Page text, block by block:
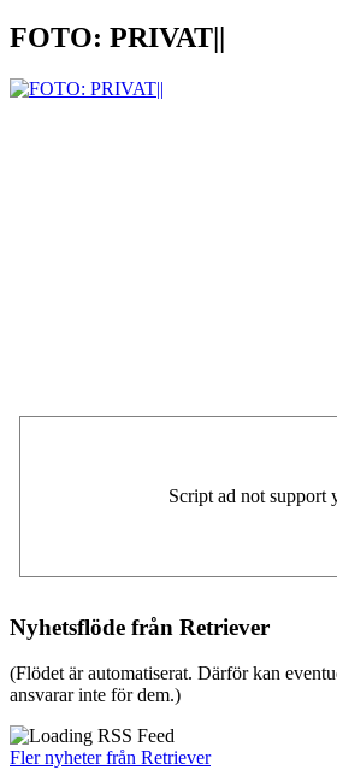
FOTO: PRIVAT||
Nyhetsflöde från Retriever
(Flödet är automatiserat. Därför kan
ansvarar inte för dem.)
Fler nyheter från Retriever